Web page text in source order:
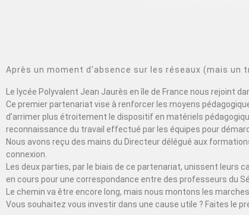
Après un moment d’absence sur les réseaux (mais un
Le lycée Polyvalent Jean Jaurès en île de France nous rejoint
Ce premier partenariat vise à renforcer les moyens
d’arrimer plus étroitement le dispositif en matériels
reconnaissance du travail effectué par les équipes pour
Nous avons reçu des mains du Directeur délégué aux
connexion.
Les deux parties, par le biais de ce partenariat, unissent
en cours pour une correspondance entre des professeurs du
Le chemin va être encore long, mais nous montons les
Vous souhaitez vous investir dans une cause utile ? Faites le